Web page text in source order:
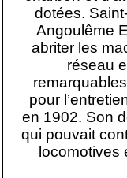
dotées.
Angoulême
abriter les
réseau
pour
en 1902. Son
qui pouvait
locomotives